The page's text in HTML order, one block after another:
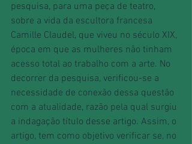
pesquisa, para uma peça de teatro,
sobre a vida da escultora francesa
Camille Claudel, que viveu no século XIX,
época em que as mulheres não tinham
acesso total ao trabalho com a arte. No
decorrer da pesquisa, verificou-se a
necessidade de conexão dessa questão
com a atualidade, razão pela qual surgiu
a indagação título desse artigo. Assim, o
artigo, tem como objetivo verificar se, no